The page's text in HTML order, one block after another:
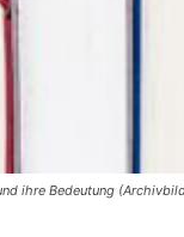
ihre Bedeutung